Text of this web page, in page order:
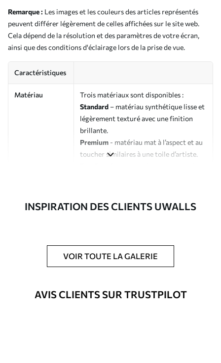
Remarque : Les images et les couleurs des articles représentés
peuvent différer légèrement de celles affichées sur le site web.
Cela dépend de la résolution et des paramètres de votre écran,
ainsi que des conditions d'éclairage lors de la prise de vue.
Caractéristiques
Matériau
Trois matériaux sont disponibles :
Standard – matériau synthétique lisse et
légèrement texturé avec une finition
brillante.
Premium - matériau mat à l’aspect et au
toucher similaires à une toile d’artiste.
Possibilité d'ajouter un vernis
protecteur pour renforcer la durabilité
du tableau.
Matériaux disponibles
INSPIRATION DES CLIENTS UWALLS
VOIR TOUTE LA GALERIE
AVIS CLIENTS SUR TRUSTPILOT